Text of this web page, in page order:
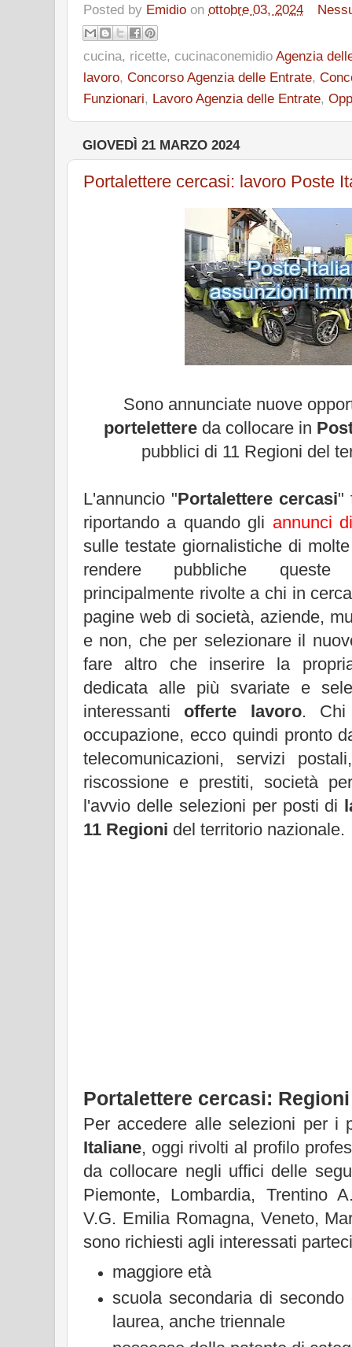
Posted by Emidio on ottobre 03, 2024
cucina, ricette, cucinaconemidio Agenzia
lavoro, Concorso Agenzia delle Entrate,
Funzionari, Lavoro Agenzia delle Entrate,
GIOVEDÌ 21 MARZO 2024
Portalettere cercasi: lavoro Poste
Sono annunciate nuove
portelettere da collocare in
pubblici di 11 Regioni del
L'annuncio "Portalettere cercasi"
riportando a quando gli annunci
sulle testate giornalistiche di
rendere pubbliche queste
principalmente rivolte a chi in
pagine web di società, aziende,
e non, che per selezionare il
fare altro che inserire la
dedicata alle più svariate e
interessanti offerte lavoro. Chi
occupazione, ecco quindi pronto
telecomunicazioni, servizi
riscossione e prestiti, società
l'avvio delle selezioni per posti di
11 Regioni del territorio nazionale.
Portalettere cercasi:
Per accedere alle selezioni per i
Italiane, oggi rivolti al profilo
da collocare negli uffici delle
Piemonte, Lombardia, Trentino
V.G. Emilia Romagna, Veneto,
sono richiesti agli interessati
maggiore età
scuola secondaria di
laurea, anche triennale